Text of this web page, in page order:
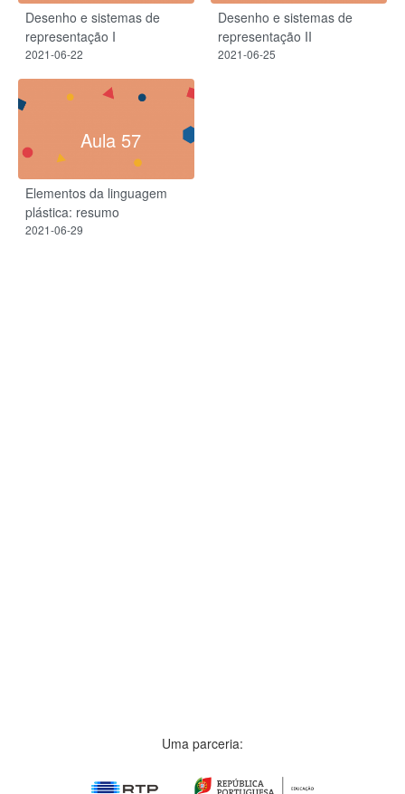
Desenho e sistemas de
representação I
2021-06-22
Desenho e sistemas de
representação II
2021-06-25
Aula 57
Elementos da linguagem
plástica: resumo
2021-06-29
Uma parceria: